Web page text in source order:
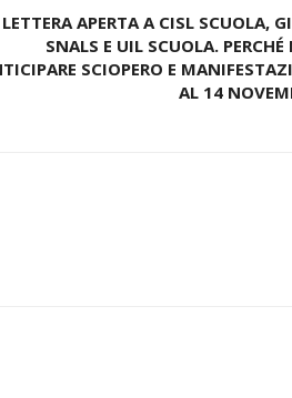
LETTERA APERTA A CISL SCUOLA,
SNALS E UIL SCUOLA.
SCIOPERO E
AL 14